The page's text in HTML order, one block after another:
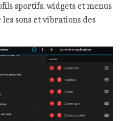
sportifs, widgets et menus
sons et vibrations des